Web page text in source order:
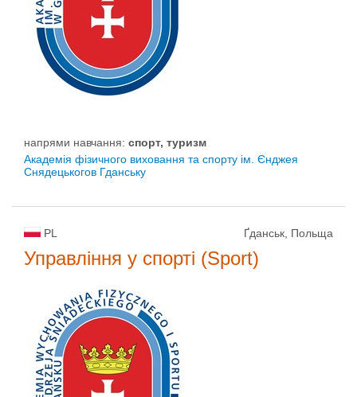
напрями навчання: спорт, туризм
Академія фізичного виховання та спорту ім. Єнджея
Снядецькогов Гданську
PL Ґданськ, Польща
Управління у спорті (Sport)